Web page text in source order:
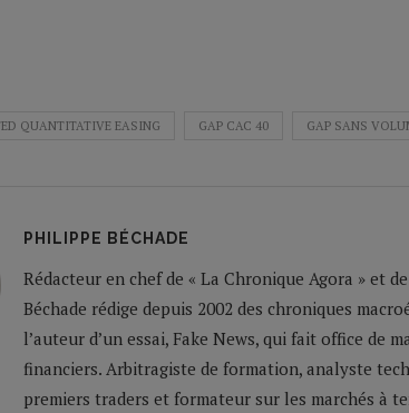
QUANTITATIVE EASING GAP CAC 40 GAP SANS
PHILIPPE BÉCHADE
Rédacteur en chef de « La Chronique Agora » et
Béchade rédige depuis 2002 des chroniques
l’auteur d’un essai, Fake News, qui fait office de
financiers. Arbitragiste de formation, analyste
premiers traders et formateur sur les marchés à